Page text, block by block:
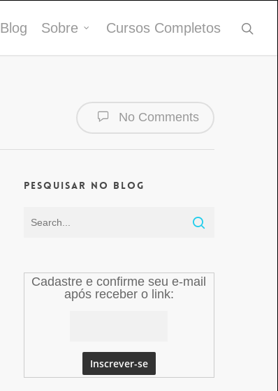
Blog Sobre Cursos Completos
No Comments
Pesquisar no Blog
Cadastre e confirme seu e-mail
após receber o link: